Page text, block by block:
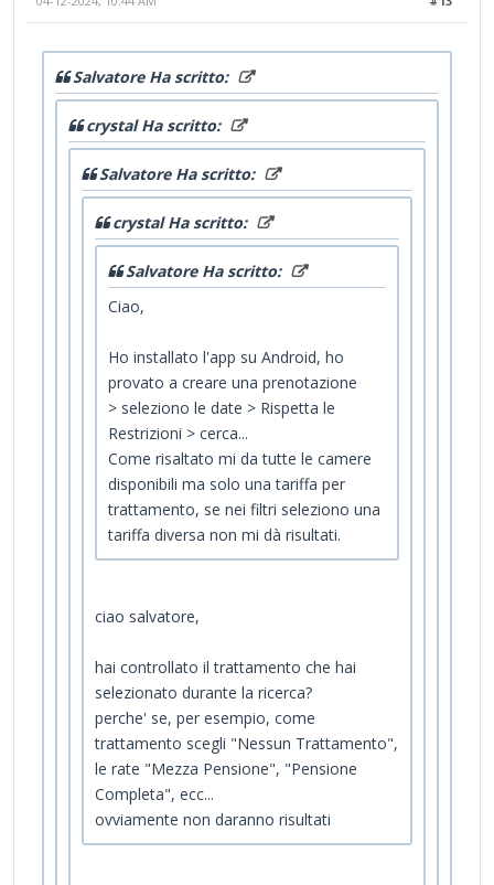
Salvatore Ha scritto:
crystal Ha scritto:
Salvatore Ha scritto:
crystal Ha scritto:
Salvatore Ha scritto:
Ciao,
Ho installato l'app su Android, ho
provato a creare una prenotazione
> seleziono le date > Rispetta le
Restrizioni > cerca...
Come risaltato mi da tutte le camere
disponibili ma solo una tariffa per
trattamento, se nei filtri seleziono una
tariffa diversa non mi dà risultati.
ciao salvatore,
hai controllato il trattamento che hai
selezionato durante la ricerca?
perche' se, per esempio, come
trattamento scegli "Nessun Trattamento",
le rate "Mezza Pensione", "Pensione
Completa", ecc...
ovviamente non daranno risultati